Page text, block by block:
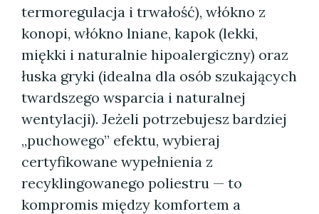
termoregulacja i trwałość), włókno z
konopi, włókno lniane, kapok (lekki,
miękki i naturalnie hipoalergiczny) oraz
łuska gryki (idealna dla osób szukających
twardszego wsparcia i naturalnej
wentylacji). Jeżeli potrzebujesz bardziej
„puchowego” efektu, wybieraj
certyfikowane wypełnienia z
recyklingowanego poliestru — to
kompromis między komfortem a